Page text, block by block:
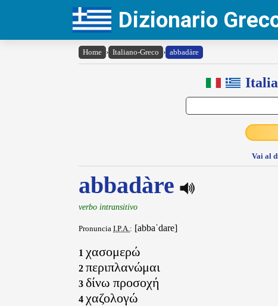
Dizionario
Home › Italiano-Greco › abbadàre
Vai al
abbadàre
verbo intransitivo
Pronuncia I.P.A.: [abbaˈdare]
1 χασομερώ
2 περιπλανώμαι
3 δίνω προσοχή
4 χαζολογώ